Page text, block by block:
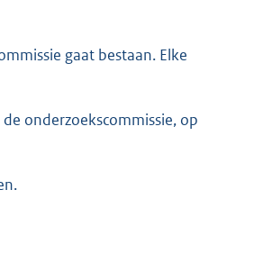
gaat bestaan. Elke
onderzoekscommissie, op